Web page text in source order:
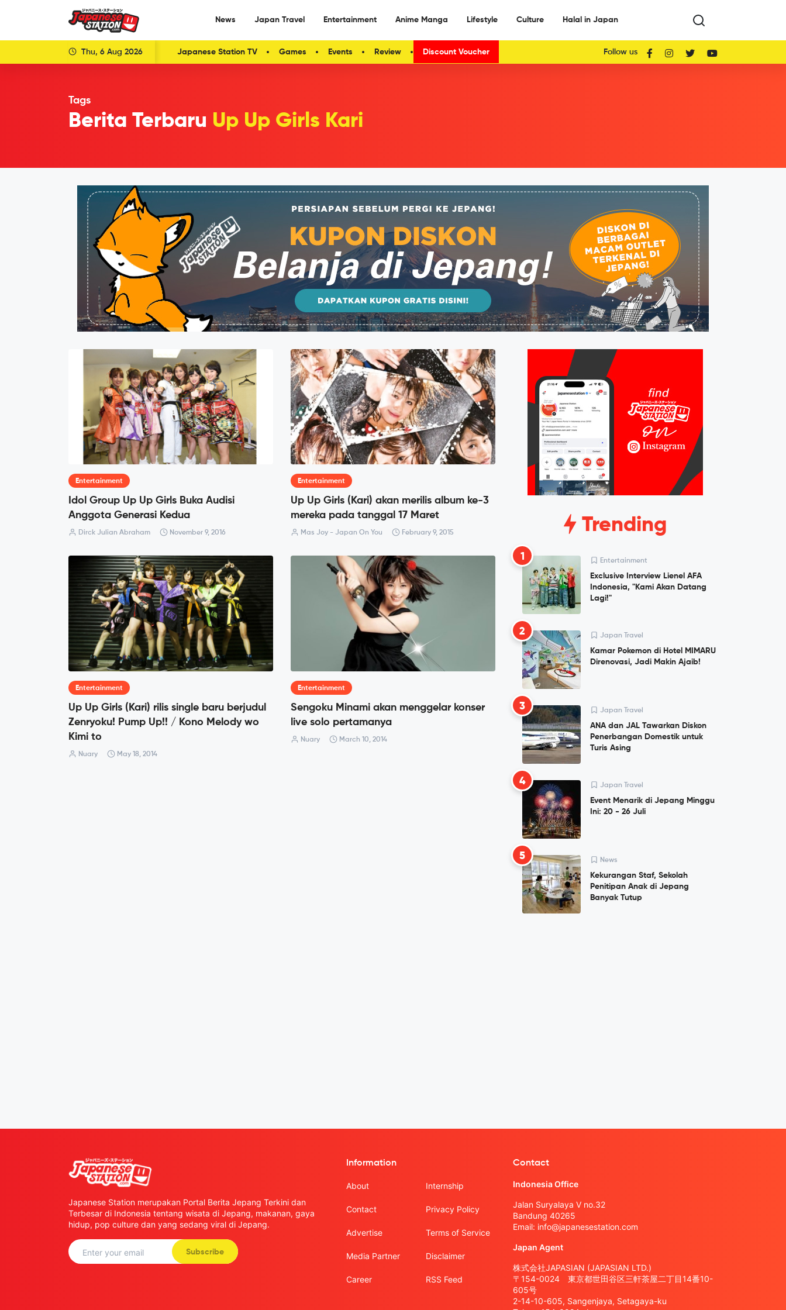
News Japan Travel Entertainment Anime Manga Lifestyle Culture Halal in Japan
Thu, 6 Aug 2026 Japanese Station TV Games Events Review Discount Voucher Follow us
Tags
Berita Terbaru Up Up Girls Kari
Entertainment
Idol Group Up Up Girls Buka Audisi
Anggota Generasi Kedua
Dirck Julian Abraham November 9, 2016
Entertainment
Up Up Girls (Kari) akan merilis album ke-3
mereka pada tanggal 17 Maret
Mas Joy - Japan On You February 9, 2015
Entertainment
Up Up Girls (Kari) rilis single baru berjudul
Zenryoku! Pump Up!! / Kono Melody wo
Kimi to
Nuary May 18, 2014
Entertainment
Sengoku Minami akan menggelar konser
live solo pertamanya
Nuary March 10, 2014
Trending
1 Entertainment
Exclusive Interview Lienel AFA
Indonesia, "Kami Akan Datang
Lagi!"
2 Japan Travel
Kamar Pokemon di Hotel MIMARU
Direnovasi, Jadi Makin Ajaib!
3 Japan Travel
ANA dan JAL Tawarkan Diskon
Penerbangan Domestik untuk
Turis Asing
4 Japan Travel
Event Menarik di Jepang Minggu
Ini: 20 - 26 Juli
5 News
Kekurangan Staf, Sekolah
Penitipan Anak di Jepang
Banyak Tutup
Japanese Station merupakan Portal Berita Jepang Terkini dan
Terbesar di Indonesia tentang wisata di Jepang, makanan, gaya
hidup, pop culture dan yang sedang viral di Jepang.
Subscribe
Information
About
Contact
Advertise
Media Partner
Career
Internship
Privacy Policy
Terms of Service
Disclaimer
RSS Feed
Contact
Indonesia Office
Jalan Suryalaya V no.32
Bandung 40265
Email: info@japanesestation.com
Japan Agent
株式会社JAPASIAN (JAPASIAN LTD.)
〒154-0024 東京都世田谷区三軒茶屋二丁目14番10-
605号
2-14-10-605, Sangenjaya, Setagaya-ku